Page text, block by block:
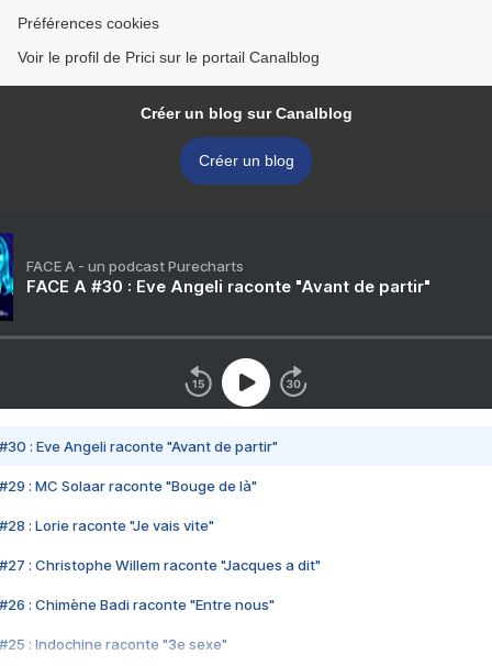
Préférences cookies
Voir le profil de Prici sur le portail Canalblog
Créer un blog sur Canalblog
Créer un blog
FACE A - un podcast Purecharts
FACE A #30 : Eve Angeli raconte "Avant de partir"
#30 : Eve Angeli raconte "Avant de partir"
#29 : MC Solaar raconte "Bouge de là"
#28 : Lorie raconte "Je vais vite"
#27 : Christophe Willem raconte "Jacques a dit"
#26 : Chimène Badi raconte "Entre nous"
#25 : Indochine raconte "3e sexe"